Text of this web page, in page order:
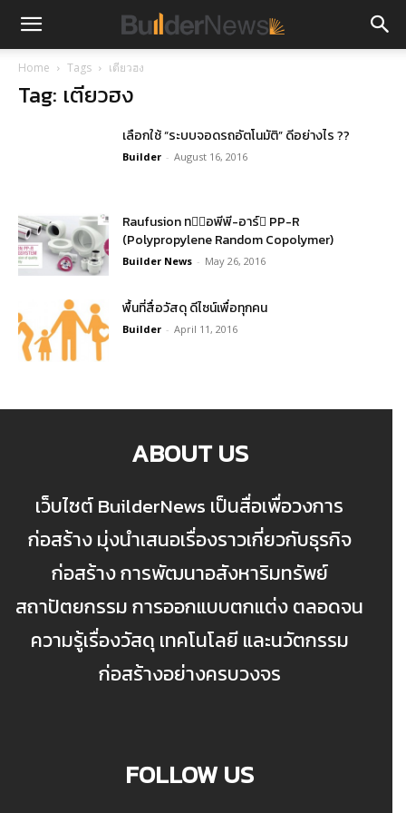
Home Tags เตียวฮง
Tag: เตียวฮง
เลือกใช้ “ระบบจอดรถอัตโนมัติ” ดีอย่างไร ??
Builder - August 16, 2016
Raufusion ท่อพีพี-อาร์ PP-R
(Polypropylene Random Copolymer)
Builder News - May 26, 2016
พื้นที่สื่อวัสดุ ดีไซน์เพื่อทุกคน
Builder - April 11, 2016
ABOUT US
เว็บไซต์ BuilderNews เป็นสื่อเพื่อวงการ
ก่อสร้าง มุ่งนำเสนอเรื่องราวเกี่ยวกับธุรกิจ
ก่อสร้าง การพัฒนาอสังหาริมทรัพย์
สถาปัตยกรรม การออกแบบตกแต่ง ตลอดจน
ความรู้เรื่องวัสดุ เทคโนโลยี และนวัตกรรม
ก่อสร้างอย่างครบวงจร
FOLLOW US